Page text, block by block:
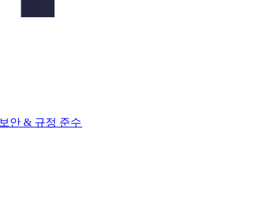
보안 & 규정 준수​​